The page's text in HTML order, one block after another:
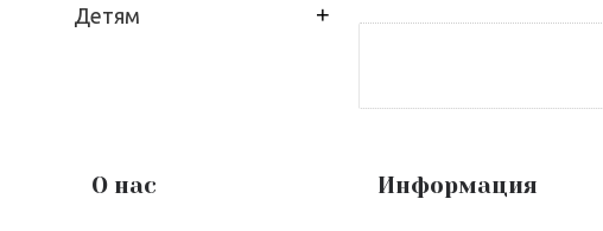
Детям +
О нас Информация